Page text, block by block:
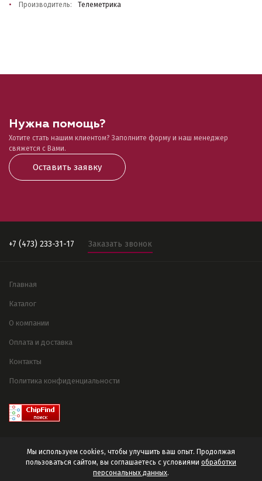
Производитель: Телеметрика
Нужна помощь?
Хотите стать нашим клиентом? Заполните форму и наш менеджер
свяжется с Вами.
Оставить заявку
Мы используем cookies, чтобы улучшить ваш опыт. Продолжая
пользоваться сайтом, вы соглашаетесь с условиями обработки
персональных данных.
+7 (473) 233-31-17 Заказать звонок
Главная
Каталог
О компании
Оплата и доставка
Контакты
Политика конфиденциальности